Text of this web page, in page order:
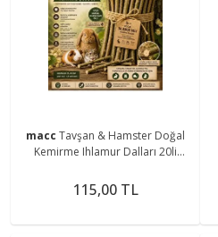
macc Tavşan & Hamster Doğal
Kemirme Ihlamur Dalları 20li
115,00 TL